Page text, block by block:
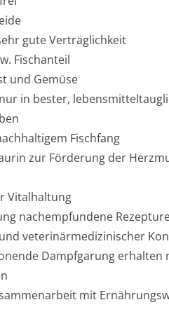
gute Verträglichkeit
Fischanteil
und Gemüse
in bester,
Fischfang
zur Förderung der
Vitalhaltung
nachempfundene
veterinärmedizinischer
Dampfgarung
mit